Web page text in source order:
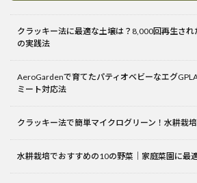
クラッキー法に最適な土壌は？8,000回再生さ
の実践法
AeroGardenで育てたパティオベビーなエグ
ミート対応法
クラッキー法で簡単マイクログリーン！水耕栽
水耕栽培でおすすめの10の野菜｜家庭菜園に最